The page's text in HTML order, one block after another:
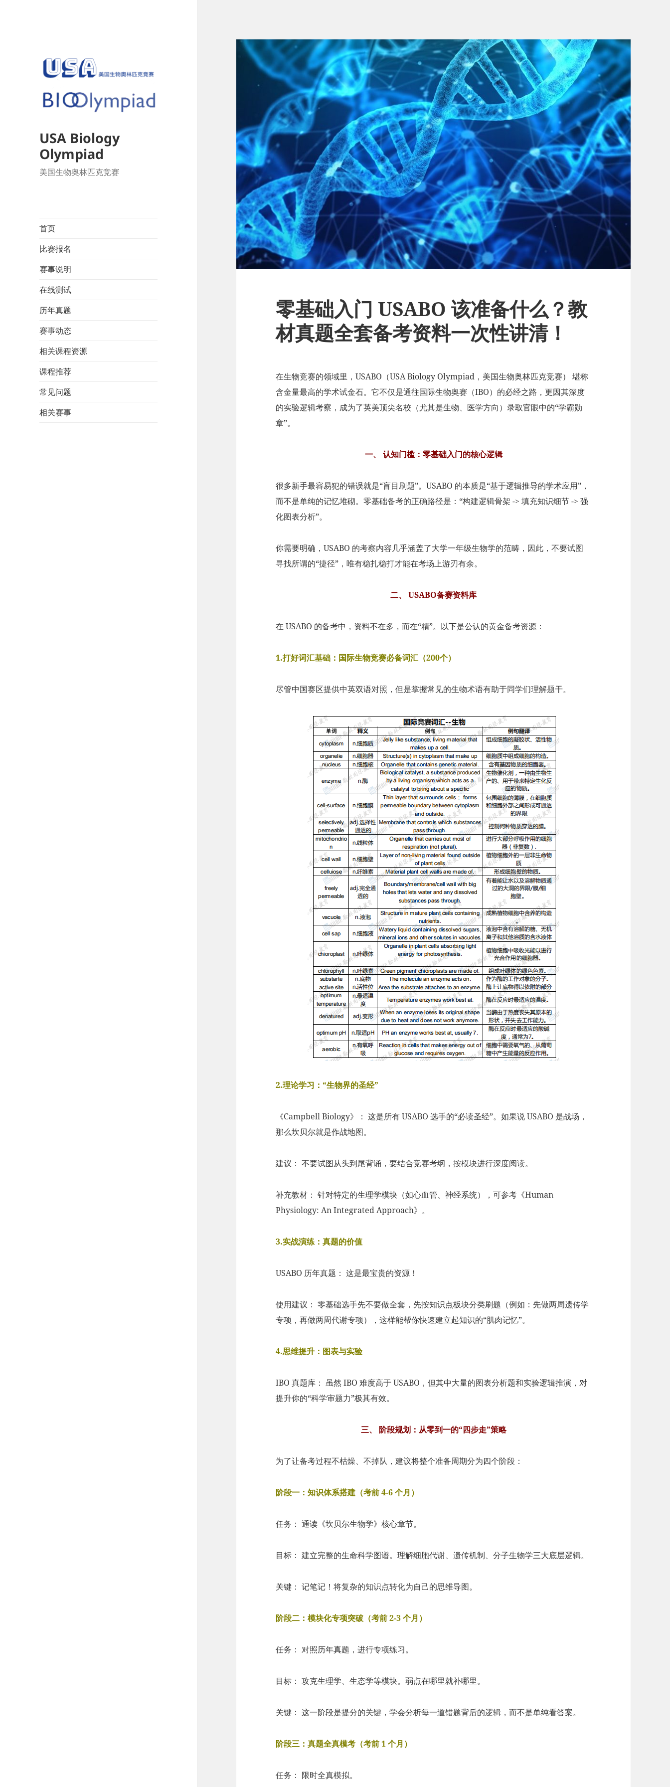
USA Biology
Olympiad
美国生物奥林匹克竞赛
首页
比赛报名
赛事说明
在线测试
历年真题
赛事动态
相关课程资源
课程推荐
常见问题
相关赛事
零基础入门 USABO 该准备什么？教
材真题全套备考资料一次性讲清！
在生物竞赛的领域里，USABO（USA Biology Olympiad，美国生物奥林匹克竞赛） 堪称
含金量最高的学术试金石。它不仅是通往国际生物奥赛（IBO）的必经之路，更因其深度
的实验逻辑考察，成为了英美顶尖名校（尤其是生物、医学方向）录取官眼中的“学霸勋
章”。
一、 认知门槛：零基础入门的核心逻辑
很多新手最容易犯的错误就是“盲目刷题”。USABO 的本质是“基于逻辑推导的学术应用”，
而不是单纯的记忆堆砌。零基础备考的正确路径是：“构建逻辑骨架 -> 填充知识细节 -> 强
化图表分析”。
你需要明确，USABO 的考察内容几乎涵盖了大学一年级生物学的范畴，因此，不要试图
寻找所谓的“捷径”，唯有稳扎稳打才能在考场上游刃有余。
二、 USABO备赛资料库
在 USABO 的备考中，资料不在多，而在“精”。以下是公认的黄金备考资源：
1.打好词汇基础：国际生物竞赛必备词汇（200个）
尽管中国赛区提供中英双语对照，但是掌握常见的生物术语有助于同学们理解题干。
2.理论学习：“生物界的圣经”
《Campbell Biology》： 这是所有 USABO 选手的“必读圣经”。如果说 USABO 是战场，
那么坎贝尔就是作战地图。
建议： 不要试图从头到尾背诵，要结合竞赛考纲，按模块进行深度阅读。
补充教材： 针对特定的生理学模块（如心血管、神经系统），可参考《Human
Physiology: An Integrated Approach》。
3.实战演练：真题的价值
USABO 历年真题： 这是最宝贵的资源！
使用建议： 零基础选手先不要做全套，先按知识点板块分类刷题（例如：先做两周遗传学
专项，再做两周代谢专项），这样能帮你快速建立起知识的“肌肉记忆”。
4.思维提升：图表与实验
IBO 真题库： 虽然 IBO 难度高于 USABO，但其中大量的图表分析题和实验逻辑推演，对
提升你的“科学审题力”极其有效。
三、 阶段规划：从零到一的“四步走”策略
为了让备考过程不枯燥、不掉队，建议将整个准备周期分为四个阶段：
阶段一：知识体系搭建（考前 4-6 个月）
任务： 通读《坎贝尔生物学》核心章节。
目标： 建立完整的生命科学图谱。理解细胞代谢、遗传机制、分子生物学三大底层逻辑。
关键： 记笔记！将复杂的知识点转化为自己的思维导图。
阶段二：模块化专项突破（考前 2-3 个月）
任务： 对照历年真题，进行专项练习。
目标： 攻克生理学、生态学等模块。弱点在哪里就补哪里。
关键： 这一阶段是提分的关键，学会分析每一道错题背后的逻辑，而不是单纯看答案。
阶段三：真题全真模考（考前 1 个月）
任务： 限时全真模拟。